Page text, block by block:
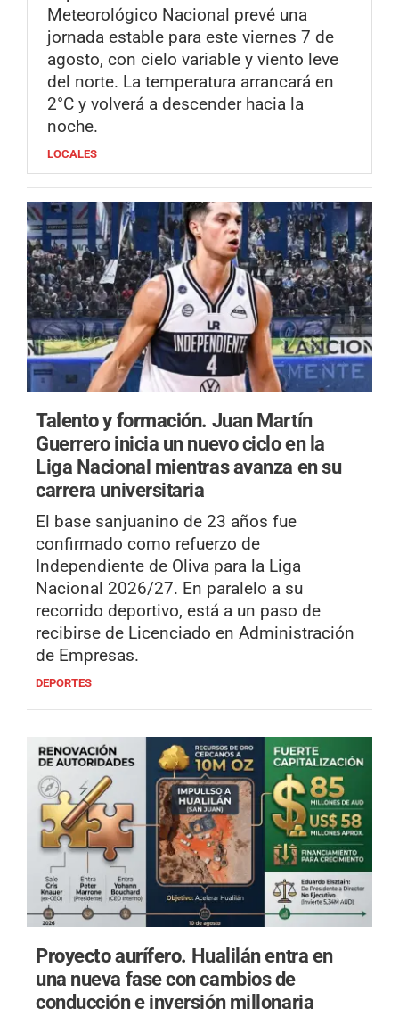
Meteorológico Nacional prevé una
jornada estable para este viernes 7 de
agosto, con cielo variable y viento leve
del norte. La temperatura arrancará en
2°C y volverá a descender hacia la
noche.
LOCALES
Talento y formación. Juan Martín
Guerrero inicia un nuevo ciclo en la
Liga Nacional mientras avanza en su
carrera universitaria
El base sanjuanino de 23 años fue
confirmado como refuerzo de
Independiente de Oliva para la Liga
Nacional 2026/27. En paralelo a su
recorrido deportivo, está a un paso de
recibirse de Licenciado en Administración
de Empresas.
DEPORTES
Proyecto aurífero. Hualilán entra en
una nueva fase con cambios de
conducción e inversión millonaria